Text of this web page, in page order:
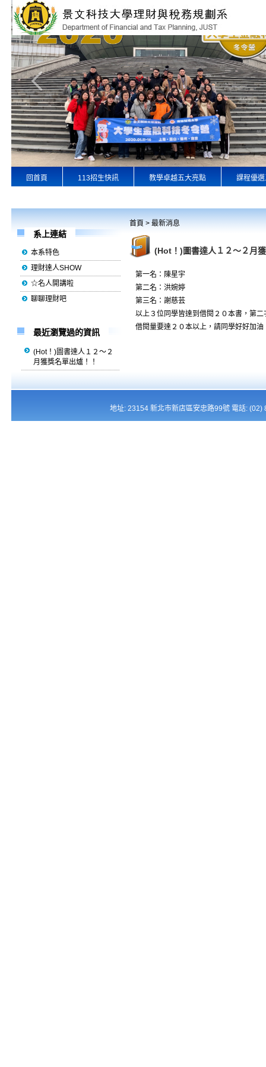
回首頁 113招生快訊 教學卓越五大亮點 課程優
系上連結
本系特色
理財達人SHOW
☆名人開講啦
聊聊理財吧
最近瀏覽過的資訊
(Hot！)圖書達人１２～２
月獲獎名單出爐！！
首頁 > 最新消息
(Hot！)圖書達人１２～２月
第一名：陳星宇
第二名：洪婉婷
第三名：謝慈芸
以上３位同學皆達到借閱２０本書，第
借閱量要達２０本以上，請同學好好加油
地址: 23154 新北市新店區安忠路99號 電話: